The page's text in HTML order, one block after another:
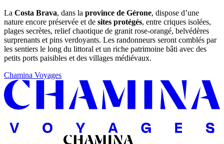
La Costa Brava, dans la province de Gérone, dispose d’une
nature encore préservée et de sites protégés, entre criques isolées,
plages secrètes, relief chaotique de granit rose-orangé, belvédères
surprenants et pins verdoyants. Les randonneurs seront comblés par
les sentiers le long du littoral et un riche patrimoine bâti avec des
petits ports paisibles et des villages médiévaux.
Chamina Voyages